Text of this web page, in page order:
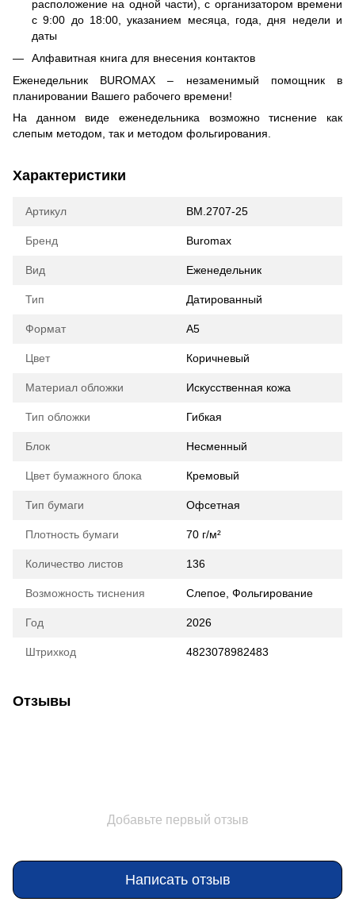
расположение на одной части), с организатором времени
с 9:00 до 18:00, указанием месяца, года, дня недели и
даты
Алфавитная книга для внесения контактов
Еженедельник BUROMAX – незаменимый помощник в
планировании Вашего рабочего времени!
На данном виде еженедельника возможно тиснение как
слепым методом, так и методом фольгирования.
Характеристики
Артикул BM.2707-25
Бренд Buromax
Вид Еженедельник
Тип Датированный
Формат А5
Цвет Коричневый
Материал обложки Искусственная кожа
Тип обложки Гибкая
Блок Несменный
Цвет бумажного блока Кремовый
Тип бумаги Офсетная
Плотность бумаги 70 г/м²
Количество листов 136
Возможность тиснения Слепое, Фольгирование
Год 2026
Штрихкод 4823078982483
Отзывы
Добавьте первый отзыв
Написать отзыв